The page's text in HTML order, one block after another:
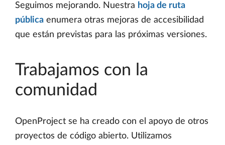
Seguimos mejorando. Nuestra hoja de ruta
pública enumera otras mejoras de accesibilidad
que están previstas para las próximas versiones.
Trabajamos con la
comunidad
OpenProject se ha creado con el apoyo de otros
proyectos de código abierto. Utilizamos